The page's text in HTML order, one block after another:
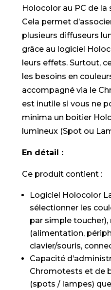
Holocolor au PC de
Cela permet
plusieurs diffuseurs
grâce au logiciel
leurs effets. Surtout,
les besoins en
accompagné via le
est inutile si vous ne
minima un boitier
lumineux (Spot ou
En détail :
Ce produit contient :
Logiciel Holocolor
sélectionner les
par simple toucher),
(alimentation,
clavier/souris,
Capacité
Chromotests et de
(spots / lampes)